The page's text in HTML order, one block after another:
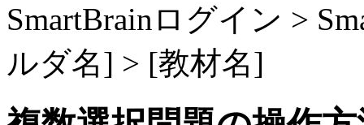
SmartBrainログイン >
ルダ名] > [教材名]